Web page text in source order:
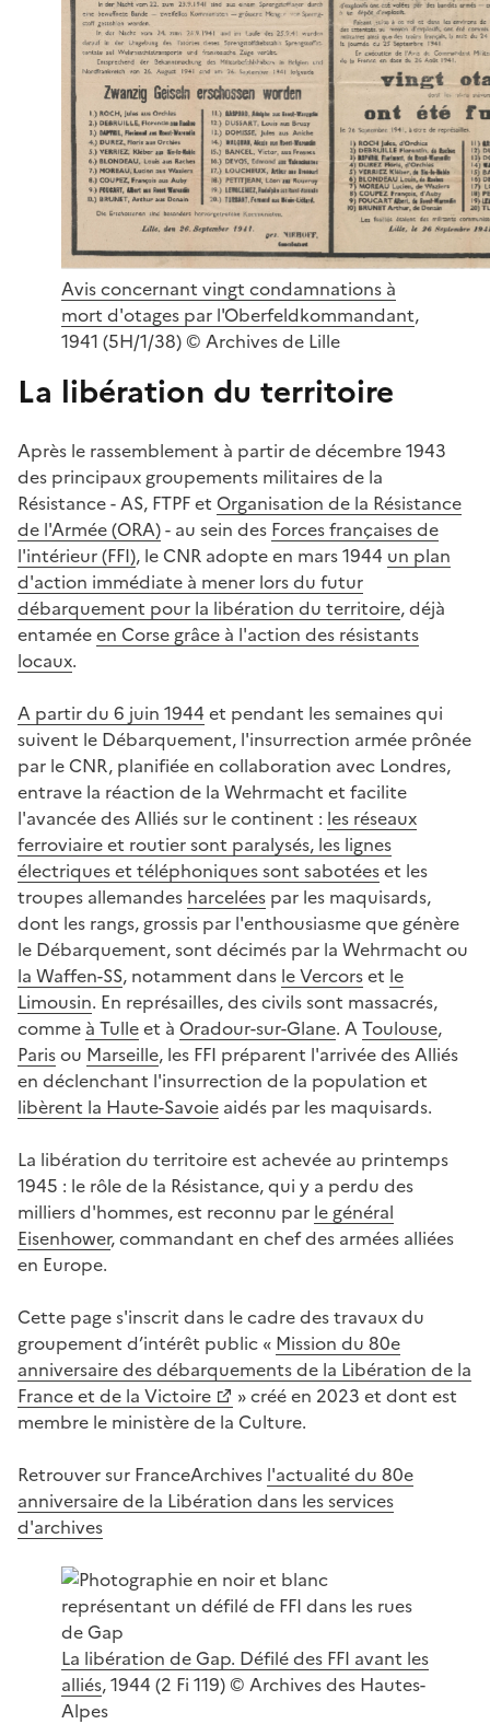
Avis concernant vingt condamnations à
mort d'otages par l'Oberfeldkommandant,
1941 (5H/1/38) © Archives de Lille
La libération du territoire
Après le rassemblement à partir de décembre 1943
des principaux groupements militaires de la
Résistance - AS, FTPF et Organisation de la Résistance
de l'Armée (ORA)- au sein des Forces françaises de
l'intérieur (FFI), le CNR adopte en mars 1944 un plan
d'action immédiate à mener lors du futur
débarquement pour la libération du territoire, déjà
entaméeen Corse grâce à l'action des résistants
locaux.
A partir du 6 juin 1944 et pendant les semaines qui
suivent le Débarquement, l'insurrection armée prônée
par le CNR, planifiée en collaboration avec Londres,
entrave la réaction de la Wehrmacht et facilite
l'avancée des Alliés sur le continent : les réseaux
ferroviaire et routier sont paralysés, les lignes
électriques et téléphoniques sont sabotéeset les
troupes allemandes harcelées par les maquisards,
dont les rangs, grossis par l'enthousiasme que génère
le Débarquement, sont décimés par la Wehrmacht ou
la Waffen-SS, notamment dans le Vercorset le
Limousin. En représailles, des civils sont massacrés,
comme à Tulleet à Oradour-sur-Glane. AToulouse,
Parisou Marseille, les FFI préparent l'arrivée des Alliés
en déclenchant l'insurrection de la population et
libèrent la Haute-Savoie aidés par les maquisards.
La libération du territoire est achevée au printemps
1945 : le rôle de la Résistance, qui y a perdu des
milliers d'hommes, est reconnu par le général
Eisenhower, commandant en chef des armées alliées
en Europe.
Cette page s'inscrit dans le cadre des travaux du
groupement d’intérêt public « Mission du 80e
anniversaire des débarquements de la Libération de la
France et de la Victoire
» créé en 2023 et dont est
membre le ministère de la Culture.
Retrouver sur FranceArchives l'actualité du 80e
anniversaire de la Libération dans les services
d'archives
La libération de Gap. Défilé des FFI avant les
alliés, 1944 (2 Fi 119) © Archives des Hautes-
Alpes